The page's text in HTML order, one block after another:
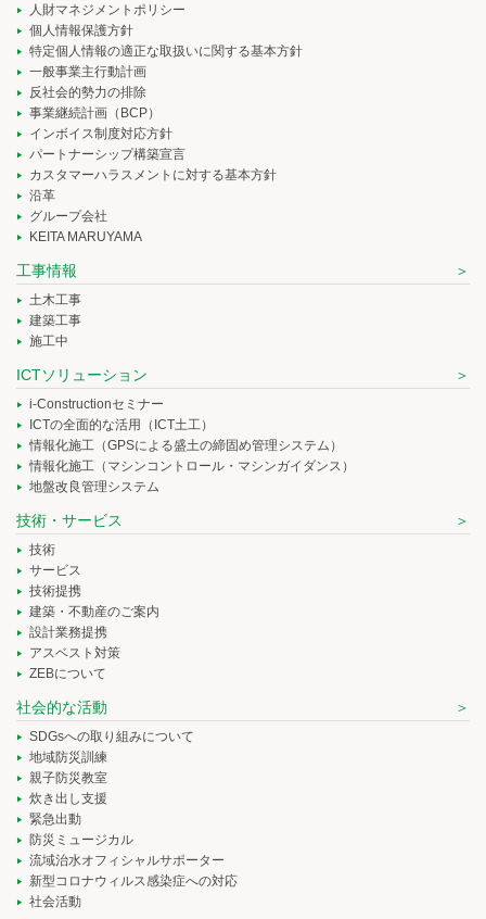
人財マネジメントポリシー
個人情報保護方針
特定個人情報の適正な取扱いに関する基本方針
一般事業主行動計画
反社会的勢力の排除
事業継続計画（BCP）
インボイス制度対応方針
パートナーシップ構築宣言
カスタマーハラスメントに対する基本方針
沿革
グループ会社
KEITA MARUYAMA
工事情報
土木工事
建築工事
施工中
ICTソリューション
i-Constructionセミナー
ICTの全面的な活用（ICT土工）
情報化施工（GPSによる盛土の締固め管理システム）
情報化施工（マシンコントロール・マシンガイダンス）
地盤改良管理システム
技術・サービス
技術
サービス
技術提携
建築・不動産のご案内
設計業務提携
アスベスト対策
ZEBについて
社会的な活動
SDGsへの取り組みについて
地域防災訓練
親子防災教室
炊き出し支援
緊急出動
防災ミュージカル
流域治水オフィシャルサポーター
新型コロナウィルス感染症への対応
社会活動